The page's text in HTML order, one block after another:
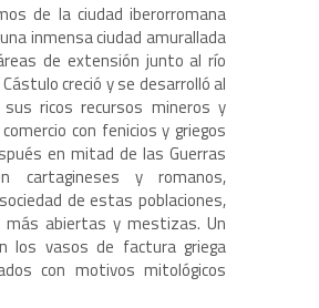
de la ciudad iberorromana
inmensa ciudad amurallada
de extensión junto al río
creció y se desarrolló al
ricos recursos mineros y
comercio con fenicios y griegos
en mitad de las Guerras
cartagineses y romanos,
de estas poblaciones,
más abiertas y mestizas. Un
los vasos de factura griega
con motivos mitológicos